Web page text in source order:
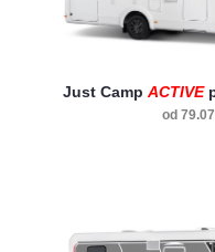
Just CampACTIVE
od